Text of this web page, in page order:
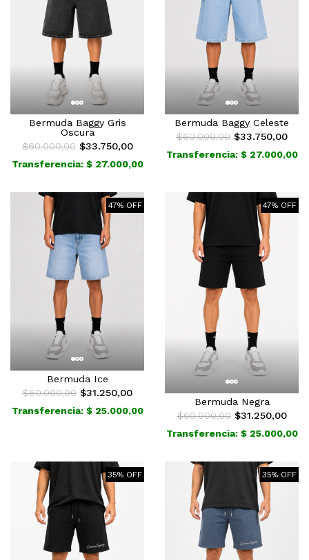
Bermuda Baggy Gris
Oscura
$60.000,00$33.750,00
Transferencia: $ 27.000,00
Bermuda Baggy Celeste
$60.000,00$33.750,00
Transferencia: $ 27.000,00
47% OFF
Bermuda Ice
$60.000,00$31.250,00
Transferencia: $ 25.000,00
47% OFF
Bermuda Negra
$60.000,00$31.250,00
Transferencia: $ 25.000,00
35% OFF 35% OFF